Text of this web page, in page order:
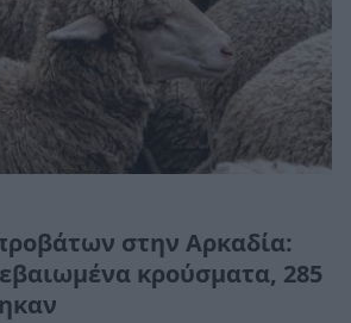
στην Αρκαδία:
κρούσματα, 285